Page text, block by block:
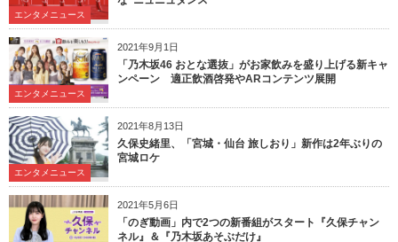
エンタメニュース
2021年9月1日
エンタメニュース
「乃木坂46 おとな選抜」がお家飲みを盛り上げる新キャ
ンペーン 適正飲酒啓発やARコンテンツ展開
2021年8月13日
エンタメニュース
久保史緒里、「宮城・仙台 旅しおり」新作は2年ぶりの
宮城ロケ
2021年5月6日
「のぎ動画」内で2つの新番組がスタート『久保チャン
ネル』＆『乃木坂あそぶだけ』